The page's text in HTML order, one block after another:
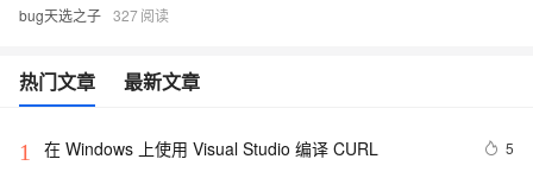
bug天选之子 327
热门文章 最新文章
1 在 Windows 上使用 Visual Studio 编译 CURL 5